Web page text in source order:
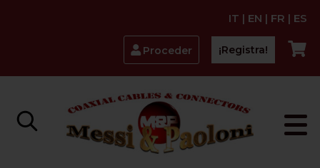
IT | EN | FR | ES
Proceder ¡Registra!